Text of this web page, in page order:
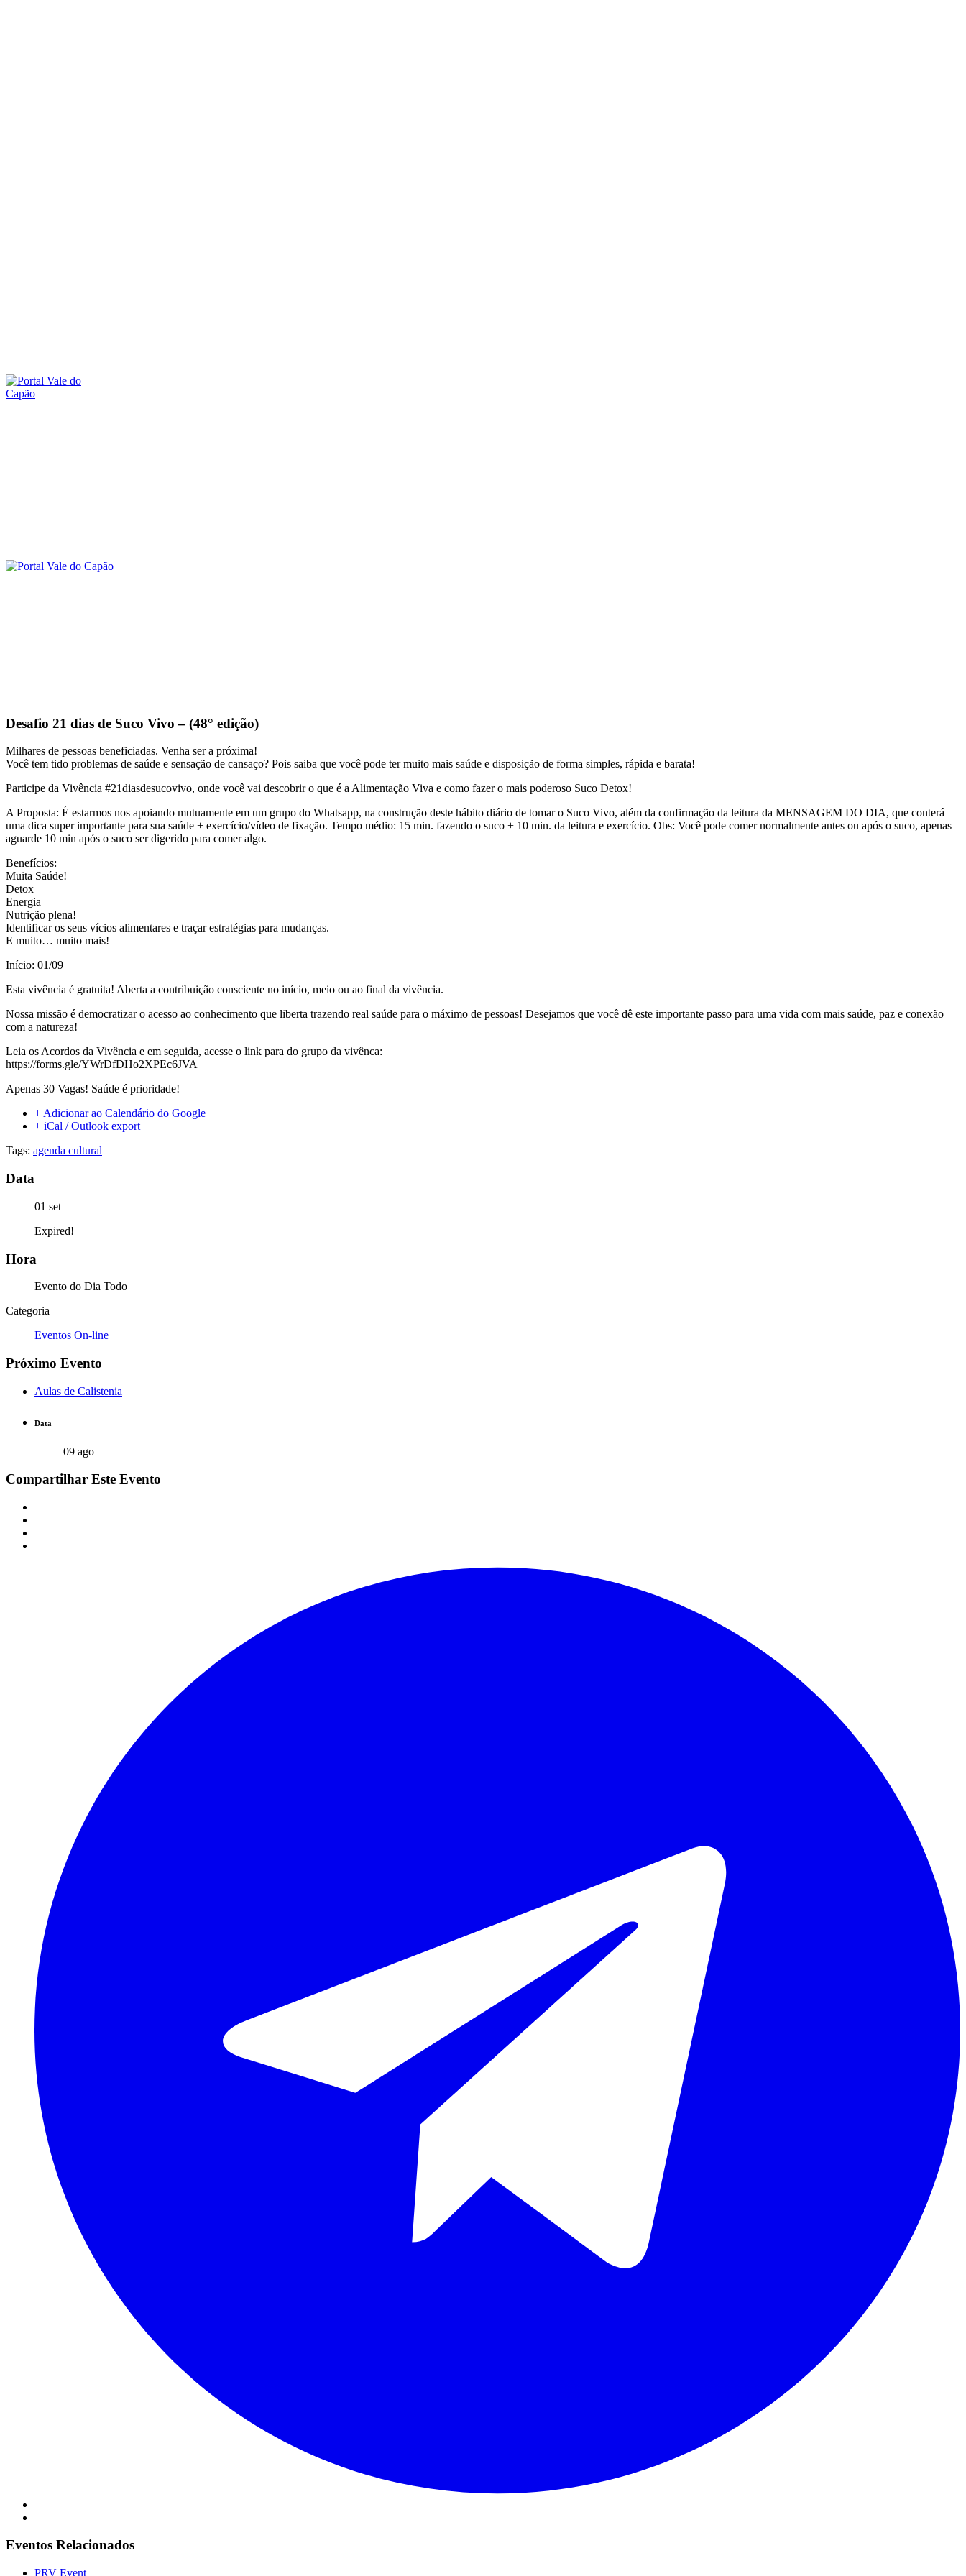
Desafio 21 dias de Suco Vivo – (48° edição)
Milhares de pessoas beneficiadas. Venha ser a próxima!
Você tem tido problemas de saúde e sensação de cansaço? Pois saiba que você pode ter muito mais saúde e disposição de forma simples, rápida e barata!
Participe da Vivência #21diasdesucovivo, onde você vai descobrir o que é a Alimentação Viva e como fazer o mais poderoso Suco Detox!
A Proposta: É estarmos nos apoiando mutuamente em um grupo do Whatsapp, na construção deste hábito diário de tomar o Suco Vivo, além da confirmação da leitura da MENSAGEM DO DIA, que conterá
uma dica super importante para sua saúde + exercício/vídeo de fixação. Tempo médio: 15 min. fazendo o suco + 10 min. da leitura e exercício. Obs: Você pode comer normalmente antes ou após o suco, apenas
aguarde 10 min após o suco ser digerido para comer algo.
Benefícios:
Muita Saúde!
Detox
Energia
Nutrição plena!
Identificar os seus vícios alimentares e traçar estratégias para mudanças.
E muito… muito mais!
Início: 01/09
Esta vivência é gratuita! Aberta a contribuição consciente no início, meio ou ao final da vivência.
Nossa missão é democratizar o acesso ao conhecimento que liberta trazendo real saúde para o máximo de pessoas! Desejamos que você dê este importante passo para uma vida com mais saúde, paz e conexão
com a natureza!
Leia os Acordos da Vivência e em seguida, acesse o link para do grupo da vivênca:
https://forms.gle/YWrDfDHo2XPEc6JVA
Apenas 30 Vagas! Saúde é prioridade!
+ Adicionar ao Calendário do Google
+ iCal / Outlook export
Tags: agenda cultural
Data
01 set
Expired!
Hora
Evento do Dia Todo
Categoria
Eventos On-line
Próximo Evento
Aulas de Calistenia
Data
09 ago
Compartilhar Este Evento
Eventos Relacionados
PRV Event